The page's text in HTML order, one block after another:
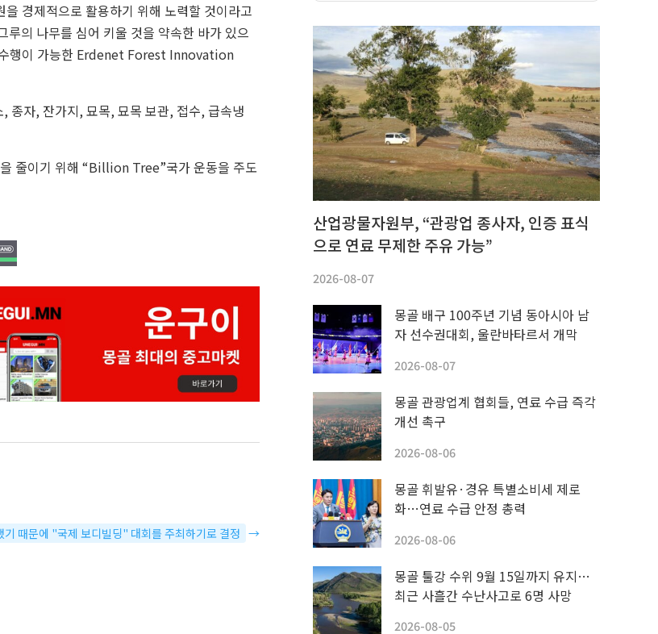
경제적으로 활용하기 위해 노력할 것이라고
의 나무를 심어 키울 것을 약속한 바가 있으
수행이 가능한 Erdenet Forest Innovation
종자, 잔가지, 묘목, 묘목 보관, 접수, 급속냉
줄이기 위해 “Billion Tree”국가 운동을 주도
기 때문에 "국제 보디빌딩" 대회를 주최하기로 결정 →
산업광물자원부, “관광업 종사자, 인증 표식
으로 연료 무제한 주유 가능”
2026-08-07
몽골 배구 100주년 기념 동아시아 남
자 선수권대회, 울란바타르서 개막
2026-08-07
몽골 관광업계 협회들, 연료 수급 즉각
개선 촉구
2026-08-06
몽골 휘발유·경유 특별소비세 제로
화…연료 수급 안정 총력
2026-08-06
몽골 툴강 수위 9월 15일까지 유지…
최근 사흘간 수난사고로 6명 사망
2026-08-05